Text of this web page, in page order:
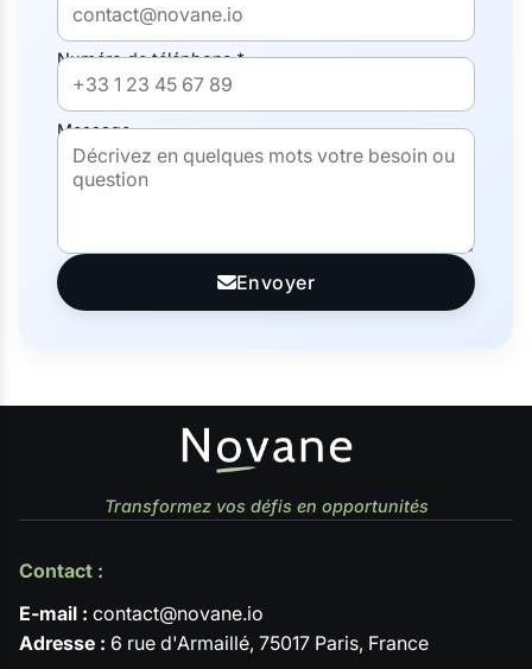
Numéro de téléphone *
Message
Envoyer
Transformez vos défis en opportunités
Contact :
E-mail : contact@novane.io
Adresse : 6 rue d'Armaillé, 75017 Paris, France